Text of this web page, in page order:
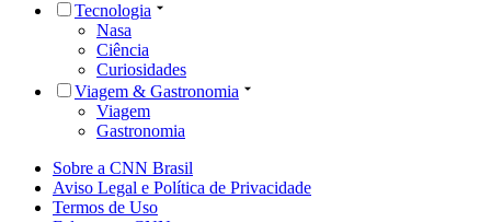
Tecnologia
Nasa
Ciência
Curiosidades
Viagem & Gastronomia
Viagem
Gastronomia
Sobre a CNN Brasil
Aviso Legal e Política de Privacidade
Termos de Uso